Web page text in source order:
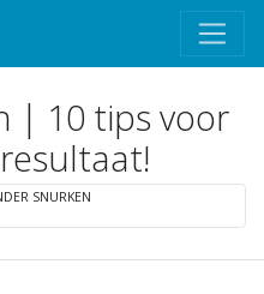
| 10 tips voor
SNURKEN